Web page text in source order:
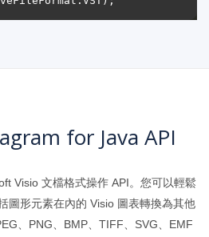
for Java API
Visio 文檔格式操作 API。您可以輕鬆
圖形元素在內的 Visio 圖表轉換為其他
、PNG、BMP、TIFF、SVG、EMF